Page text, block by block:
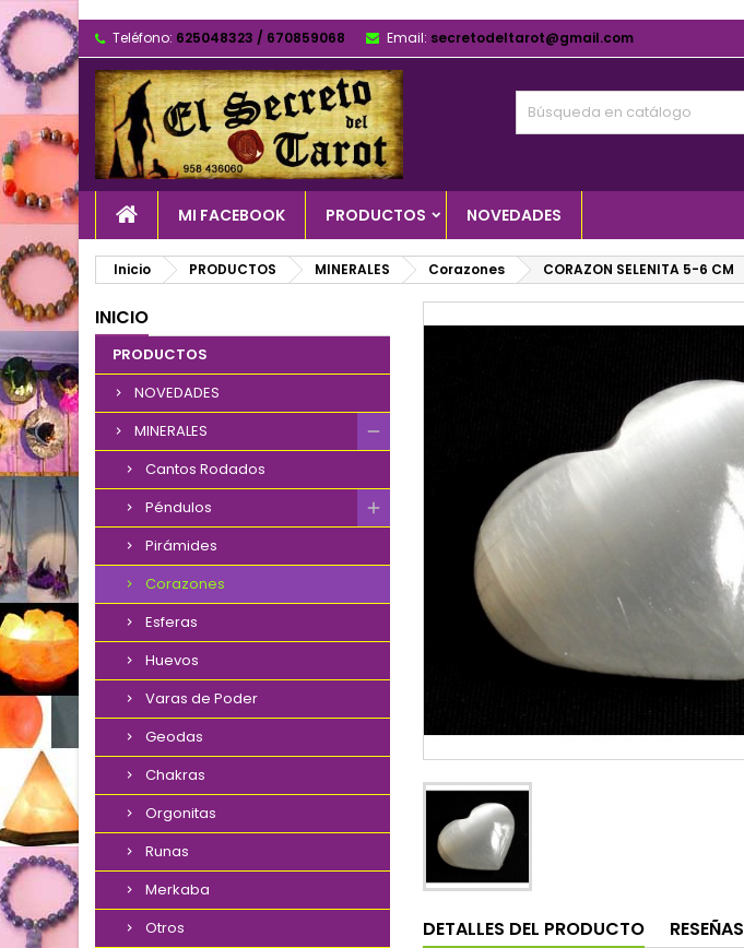
Teléfono: 625048323 / 670859068 Email: secretodeltarot@gmail.com
MI FACEBOOK PRODUCTOS NOVEDADES
Inicio PRODUCTOS MINERALES Corazones CORAZON SELENITA 5-6 CM
INICIO
PRODUCTOS
NOVEDADES
MINERALES
Cantos Rodados
Péndulos
Pirámides
Corazones
Esferas
Huevos
Varas de Poder
Geodas
Chakras
Orgonitas
Runas
Merkaba
Otros
DETALLES DEL PRODUCTO RESEÑAS